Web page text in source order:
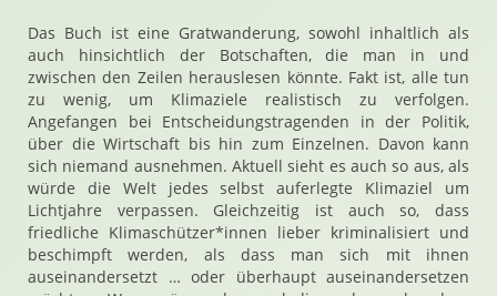
Das Buch ist eine Gratwanderung, sowohl inhaltlich als
auch hinsichtlich der Botschaften, die man in und
zwischen den Zeilen herauslesen könnte. Fakt ist, alle tun
zu wenig, um Klimaziele realistisch zu verfolgen.
Angefangen bei Entscheidungstragenden in der Politik,
über die Wirtschaft bis hin zum Einzelnen. Davon kann
sich niemand ausnehmen. Aktuell sieht es auch so aus, als
würde die Welt jedes selbst auferlegte Klimaziel um
Lichtjahre verpassen. Gleichzeitig ist auch so, dass
friedliche Klimaschützer*innen lieber kriminalisiert und
beschimpft werden, als dass man sich mit ihnen
auseinandersetzt … oder überhaupt auseinandersetzen